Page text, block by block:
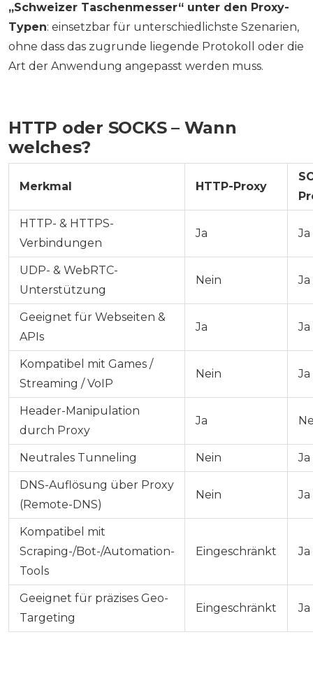
„Schweizer Taschenmesser“ unter den Proxy-
Typen: einsetzbar für unterschiedlichste Szenarien,
ohne dass das zugrunde liegende Protokoll oder die
Art der Anwendung angepasst werden muss.
HTTP oder SOCKS – Wann
welches?
Merkmal HTTP-Proxy
HTTP- & HTTPS-
Verbindungen
Ja Ja
UDP- & WebRTC-
Unterstützung
Nein Ja
Geeignet für Webseiten &
APIs
Ja Ja
Kompatibel mit Games /
Streaming / VoIP
Nein Ja
Header-Manipulation
durch Proxy
Ja
Neutrales Tunneling Nein Ja
DNS-Auflösung über Proxy
(Remote-DNS)
Nein Ja
Kompatibel mit
Scraping-/Bot-/Automation-
Tools
Eingeschränkt Ja
Geeignet für präzises Geo-
Targeting
Eingeschränkt Ja